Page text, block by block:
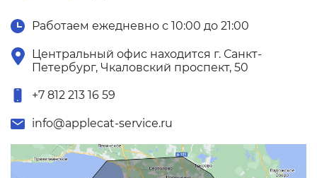
Работаем ежедневно с 10:00 до 21:00
Центральный офис находится г. Санкт-
Петербург, Чкаловский проспект, 50
+7 812 213 16 59
info@applecat-service.ru